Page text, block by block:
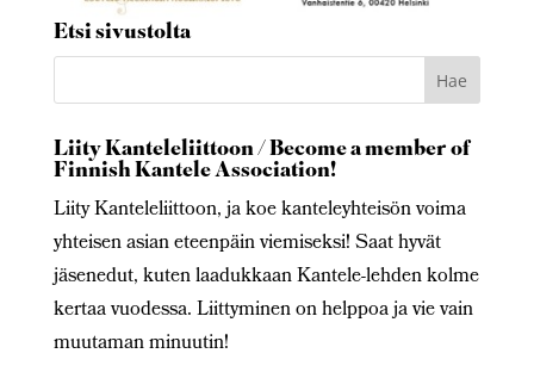
Etsi sivustolta
Liity Kanteleliittoon / Become a member of
Finnish Kantele Association!
Liity Kanteleliittoon, ja koe kanteleyhteisön voima
yhteisen asian eteenpäin viemiseksi! Saat hyvät
jäsenedut, kuten laadukkaan Kantele-lehden kolme
kertaa vuodessa. Liittyminen on helppoa ja vie vain
muutaman minuutin!